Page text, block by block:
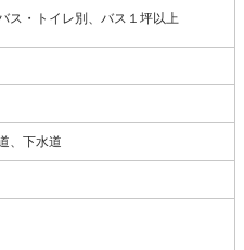
ス・トイレ別、バス１坪以上
、下水道